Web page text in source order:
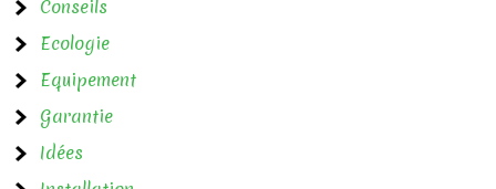
n
d
e
l
Conseils
Ecologie
Equipement
Garantie
Idées